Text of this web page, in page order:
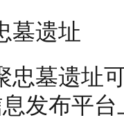
墓遗址
忠墓遗址
发布平